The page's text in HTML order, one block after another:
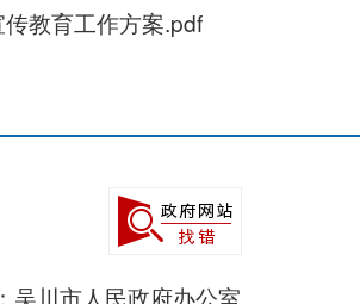
教育工作方案.pdf
吴川市人民政府办公室